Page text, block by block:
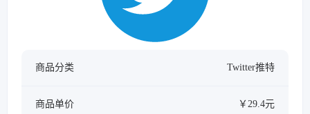
商品分类 Twitter推特
商品单价 ￥29.4元